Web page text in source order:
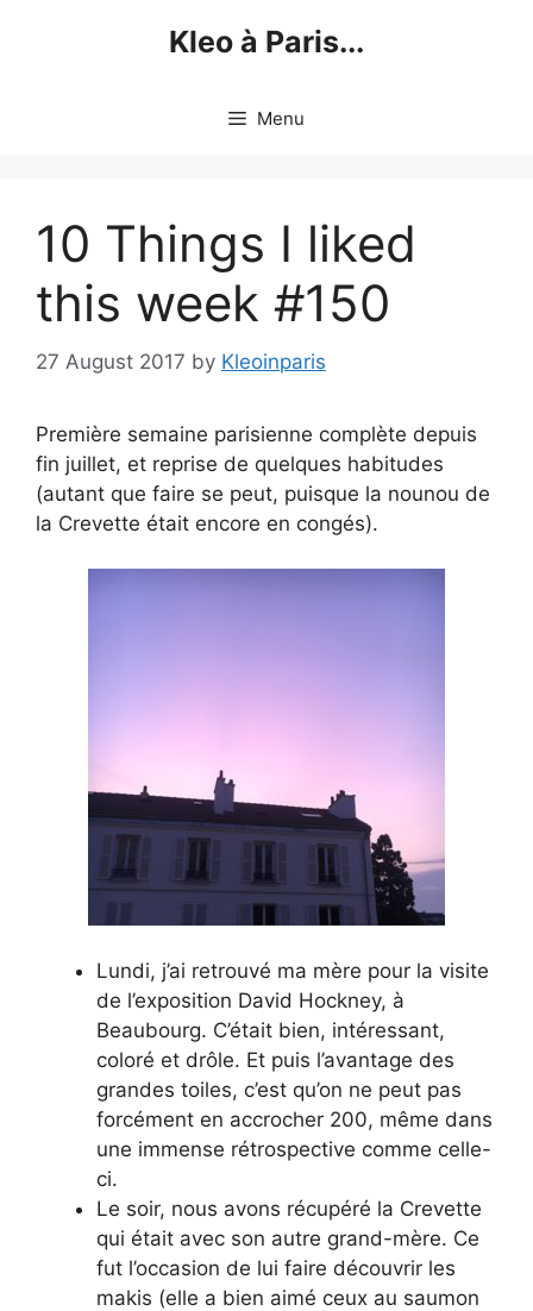
Kleo à Paris...
Menu
10 Things I liked
this week #150
27 August 2017 by Kleoinparis
Première semaine parisienne complète depuis
fin juillet, et reprise de quelques habitudes
(autant que faire se peut, puisque la nounou de
la Crevette était encore en congés).
Lundi, j’ai retrouvé ma mère pour la visite
de l’exposition David Hockney, à
Beaubourg. C’était bien, intéressant,
coloré et drôle. Et puis l’avantage des
grandes toiles, c’est qu’on ne peut pas
forcément en accrocher 200, même dans
une immense rétrospective comme celle-
ci.
Le soir, nous avons récupéré la Crevette
qui était avec son autre grand-mère. Ce
fut l’occasion de lui faire découvrir les
makis (elle a bien aimé ceux au saumon